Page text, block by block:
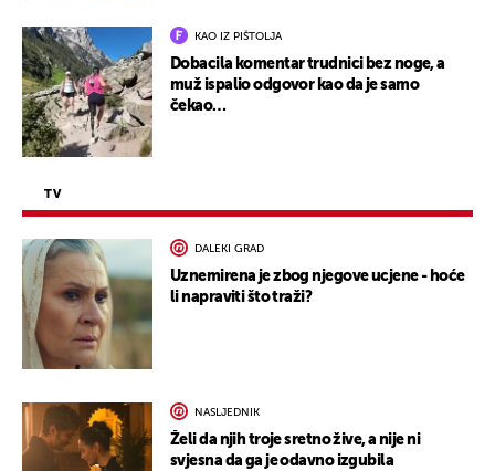
KAO IZ PIŠTOLJA
Dobacila komentar trudnici bez noge, a
muž ispalio odgovor kao da je samo
čekao…
TV
DALEKI GRAD
Uznemirena je zbog njegove ucjene - hoće
li napraviti što traži?
NASLJEDNIK
Želi da njih troje sretno žive, a nije ni
svjesna da ga je odavno izgubila